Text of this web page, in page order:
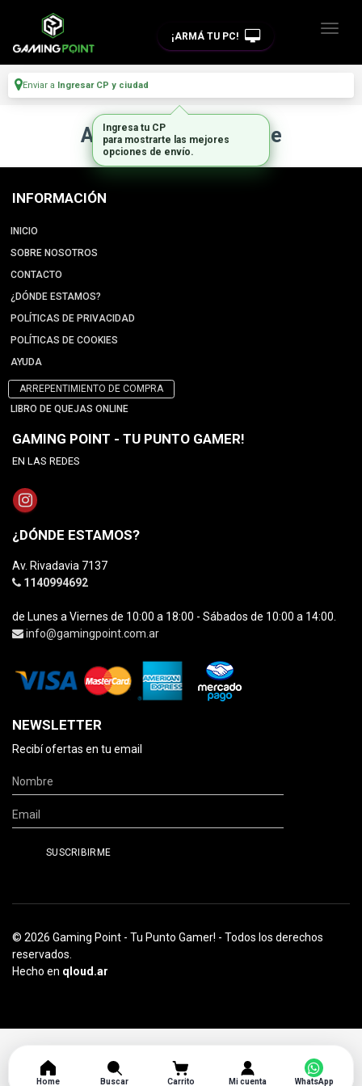
¡ARMÁ TU PC!
Enviar a Ingresar CP y ciudad
Artículo no disponible
INFORMACIÓN
INICIO
SOBRE NOSOTROS
CONTACTO
¿DÓNDE ESTAMOS?
POLÍTICAS DE PRIVACIDAD
POLÍTICAS DE COOKIES
AYUDA
ARREPENTIMIENTO DE COMPRA
LIBRO DE QUEJAS ONLINE
GAMING POINT - TU PUNTO GAMER!
EN LAS REDES
¿DÓNDE ESTAMOS?
Av. Rivadavia 7137
1140994692
de Lunes a Viernes de 10:00 a 18:00 - Sábados de 10:00 a 14:00.
info@gamingpoint.com.ar
NEWSLETTER
Recibí ofertas en tu email
© 2026 Gaming Point - Tu Punto Gamer! - Todos los derechos
reservados.
Hecho en qloud.ar
Home Buscar Carrito Mi cuenta
Ingresa tu CP
para mostrarte las mejores
opciones de envío.